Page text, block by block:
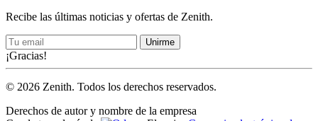
Recibe las últimas noticias y ofertas de Zenith.
Unirme
¡Gracias!
© 2026 Zenith. Todos los derechos reservados.
Derechos de autor y nombre de la empresa